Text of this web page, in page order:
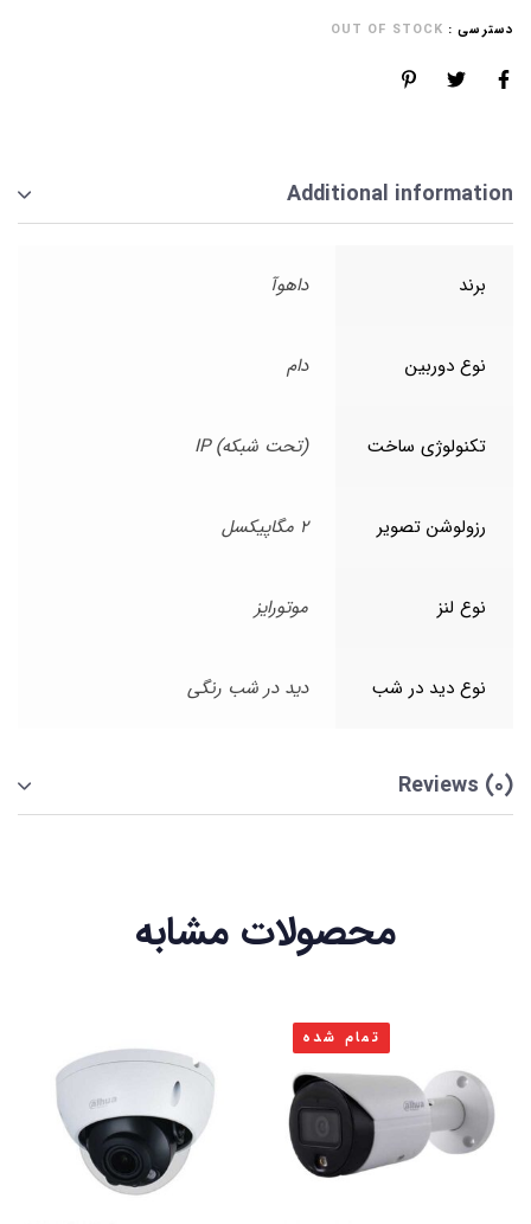
دسترسی : OUT OF STOCK
Additional information
برند داهوآ
نوع دوربین دام
تکنولوژی ساخت (تحت شبکه) IP
رزولوشن تصویر 2 مگاپیکسل
نوع لنز موتورایز
نوع دید در شب دید در شب رنگی
Reviews (0)
محصولات مشابه
تمام شده